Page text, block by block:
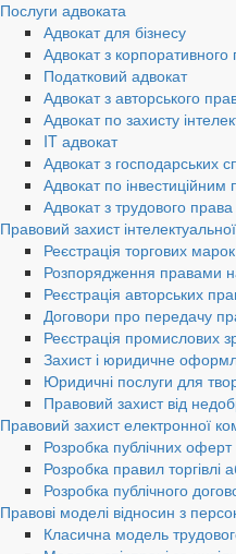
Послуги адвоката
Адвокат для бізнесу
Адвокат з корпоративного
Податковий адвокат
Адвокат з авторського
Адвокат по захисту
IT адвокат
Адвокат з господарських
Адвокат по інвестиційним
Адвокат з трудового права
Правовий захист
Реєстрація торгових марок
Розпорядження правами
Реєстрація авторських
Договори про передачу
Реєстрація промислових
Захист і юридичне
Юридичні послуги для
Правовий захист від
Правовий захист електронної
Розробка публічних оферт
Розробка правил торгівлі
Розробка публічного
Правові моделі відносин з
Класична модель